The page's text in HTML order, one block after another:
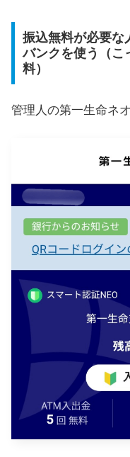
振込無料が必要な
バンクを使う（こ
料）
管理人の第一生命ネ